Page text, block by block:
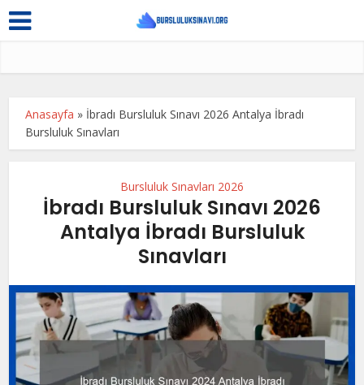
Anasayfa » İbradı Bursluluk Sınavı 2026 Antalya İbradı
Bursluluk Sınavları
Bursluluk Sınavları 2026
İbradı Bursluluk Sınavı 2026
Antalya İbradı Bursluluk
Sınavları